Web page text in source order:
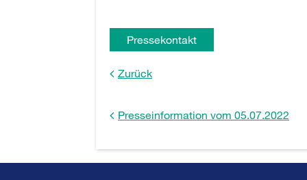
Pressekontakt
Zurück
Presseinformation vom 05.07.2022